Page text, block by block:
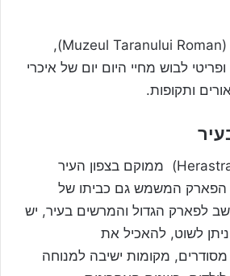
מוזיאון האיכר הרומני (Muzeul Taranului Roman),
לבוש מחיי היום יום של איכרי
ותקופות.
פארק הראסטראו (Herastrau) ממוקם בצפון העיר
הפארק המשמש גם כביתו של
לפארק הגדול והמרשים בעיר, יש
לשוט, להאכיל את
מקומות ישיבה למנוחה